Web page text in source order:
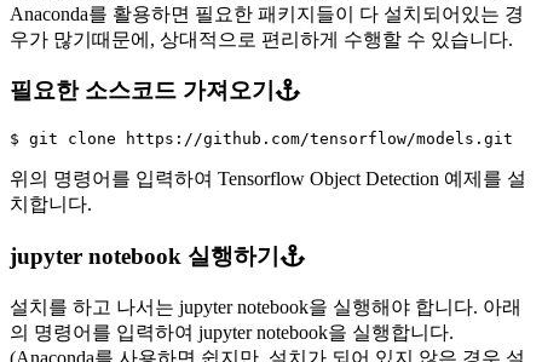
Anaconda를 활용하면 필요한 패키지들이 다 설치되어있는 경
우가 많기때문에, 상대적으로 편리하게 수행할 수 있습니다.
필요한 소스코드 가져오기
$
위의 명령어를 입력하여 Tensorflow Object Detection 예제를 설
치합니다.
jupyter notebook 실행하기
설치를 하고 나서는 jupyter notebook을 실행해야 합니다. 아래
의 명령어를 입력하여 jupyter notebook을 실행합니다.
(Anaconda를 사용하면 쉽지만, 설치가 되어 있지 않은 경우 설